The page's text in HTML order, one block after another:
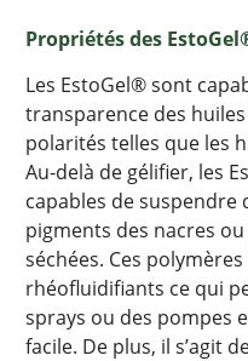
Propriétés des
Les EstoGel® sont
transparence des
polarités telles que les
Au-delà de gélifier, les
capables de suspendre
pigments des nacres
séchées. Ces
rhéofluidifiants ce qui
sprays ou des pompes
facile. De plus, il s’agit